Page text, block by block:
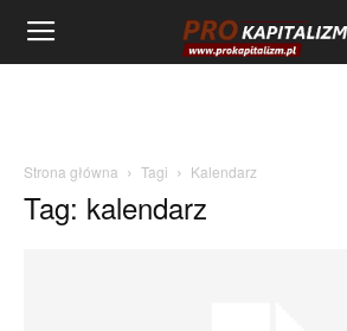
Strona główna Tagi Kalendarz
Tag: kalendarz